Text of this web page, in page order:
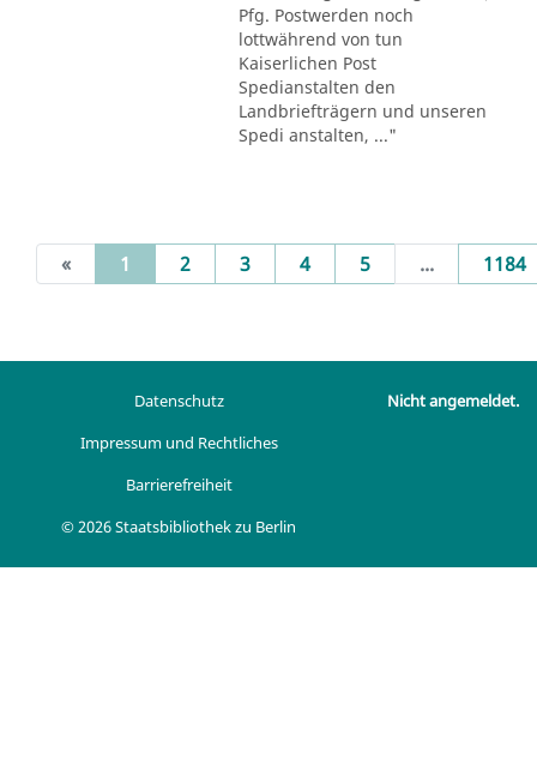
Pfg. Postwerden noch
lottwährend von tun
Kaiserlichen Post
Spedianstalten den
Landbriefträgern und unseren
Spedi anstalten, ..."
« 1 (current)
2 3 4 5 ... 1184
Datenschutz
Impressum und Rechtliches
Barrierefreiheit
© 2026 Staatsbibliothek zu Berlin
Nicht angemeldet.